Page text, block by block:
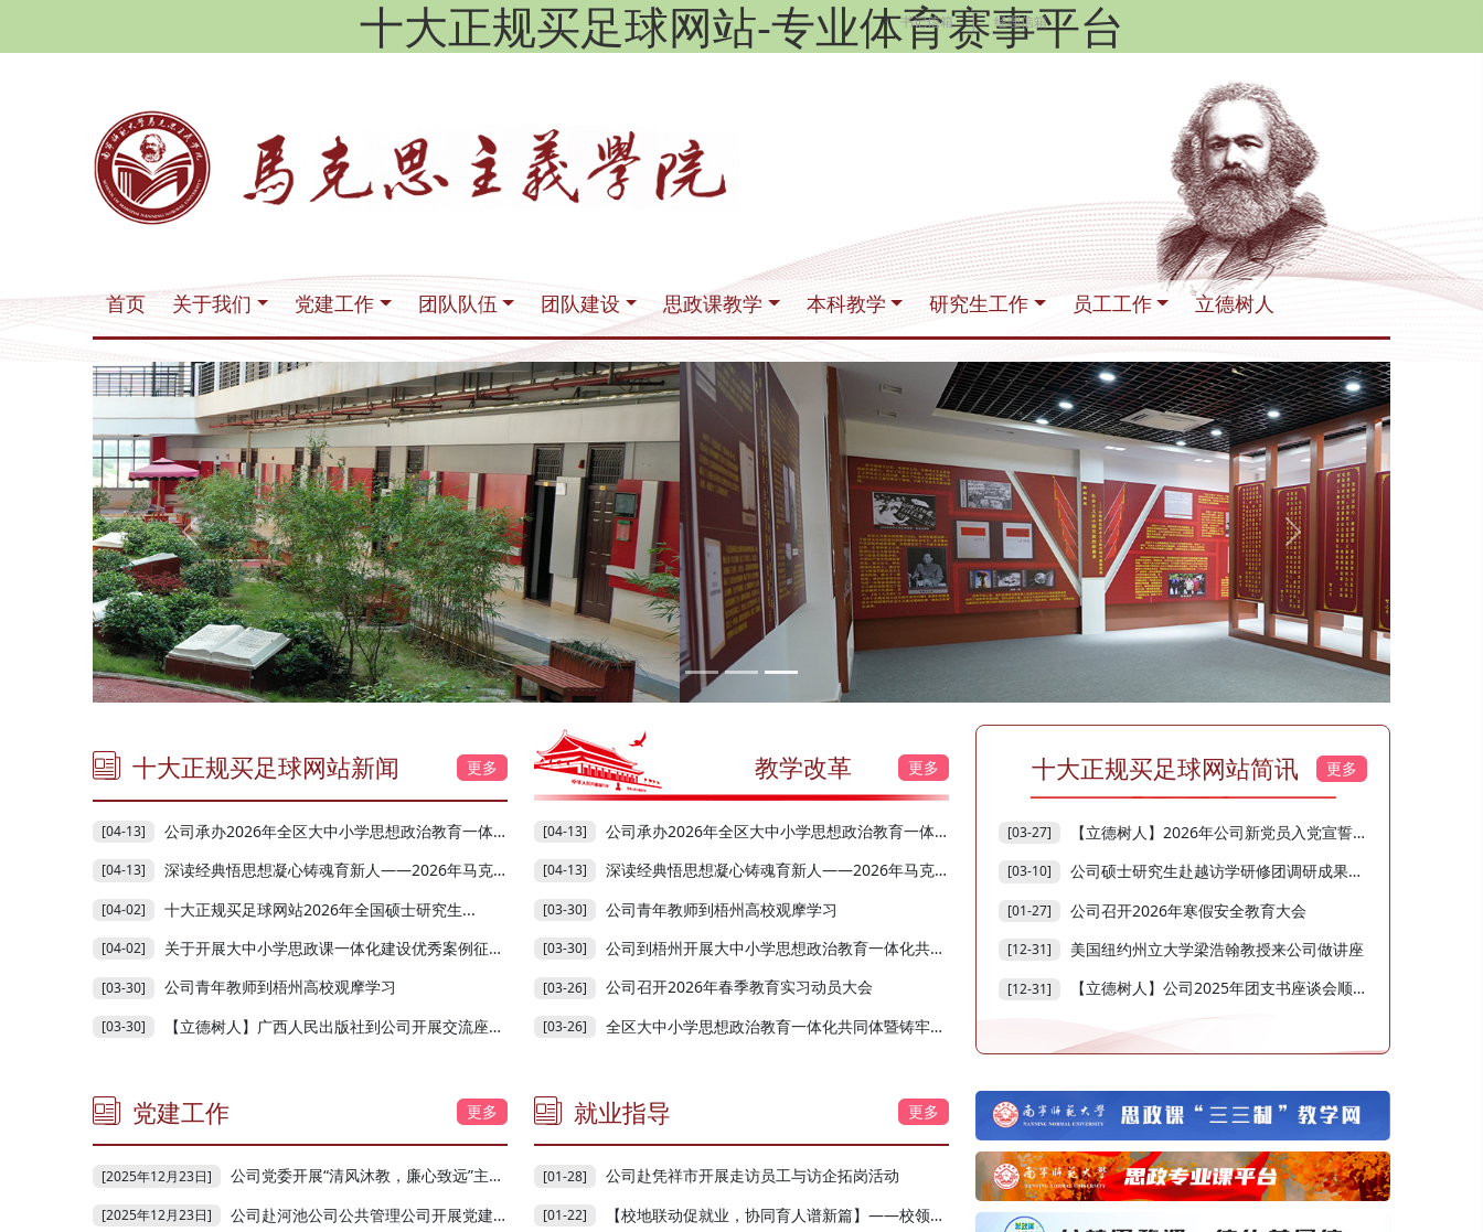
十大正规买足球网站-专业体育赛事平台
首页 关于我们 党建工作 团队队伍 团队建设 思政课教学 本科教学 研究生工作 员工工作 立德树人
书记信箱 | 经理信箱
Next
十大正规买足球网站新闻 更多
[04-13] 公司承办2026年全区大中小学思想政治教育一体化共...
[04-13] 深读经典悟思想凝心铸魂育新人——2026年马克思主...
[04-02] 十大正规买足球网站2026年全国硕士研究生...
[04-02] 关于开展大中小学思政课一体化建设优秀案例征集活...
[03-30] 公司青年教师到梧州高校观摩学习
[03-30] 【立德树人】广西人民出版社到公司开展交流座谈会
教学改革 更多
[04-13] 公司承办2026年全区大中小学思想政治教育一体化共同体...
[04-13] 深读经典悟思想凝心铸魂育新人——2026年马克思主义学...
[03-30] 公司青年教师到梧州高校观摩学习
[03-30] 公司到梧州开展大中小学思想政治教育一体化共同体暨铸...
[03-26] 公司召开2026年春季教育实习动员大会
[03-26] 全区大中小学思想政治教育一体化共同体暨铸牢中华民族...
​十大正规买足球网站简讯 更多
[03-27] 【立德树人】2026年公司新党员入党宣誓仪式顺利举行
[03-10] 公司硕士研究生赴越访学研修团调研成果在《广西社会主...
[01-27] 公司召开2026年寒假安全教育大会
[12-31] 美国纽约州立大学梁浩翰教授来公司做讲座
[12-31] 【立德树人】公司2025年团支书座谈会顺利召开
党建工作 更多
[2025年12月23日] 公司党委开展“清风沐教，廉心致远”主题党日活动
[2025年12月23日] 公司赴河池公司公共管理公司开展党建共建交流活动
就业指导 更多
[01-28] 公司赴凭祥市开展走访员工与访企拓岗活动
[01-22] 【校地联动促就业，协同育人谱新篇】——校领导带队赴南宁市教育局开展访企拓岗座谈交流活动